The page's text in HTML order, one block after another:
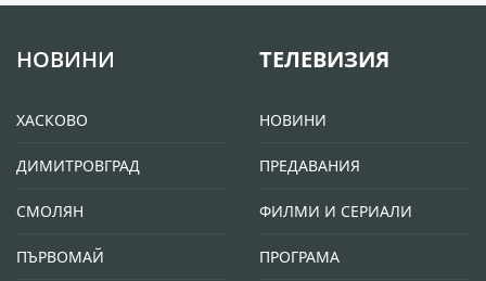
НОВИНИ
ХАСКОВО
ДИМИТРОВГРАД
СМОЛЯН
ПЪРВОМАЙ
ТЕЛЕВИЗИЯ
НОВИНИ
ПРЕДАВАНИЯ
ФИЛМИ И СЕРИАЛИ
ПРОГРАМА